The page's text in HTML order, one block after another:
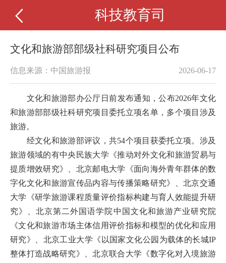
科技教育司
文化和旅游部部级社科研究项目公布
信息来源：中国旅游报 2026-06-17
文化和旅游部办公厅日前发布通知，公布2026年文化
和旅游部部级社科研究项目委托立项名单，多个项目涉及
旅游。
经文化和旅游部评议，共54个项目获委托立项。涉及
旅游领域的有中央民族大学《推动对外文化和旅游贸易与
提质增效研究》、北京邮电大学《面向海外青年群体的数
字化文化和旅游宣传品内容与传播策略研究》、北京交通
大学《研学旅游课程质量评价指标构建与育人效能提升研
究》、北京第二外国语学院中国文化和旅游产业研究院
《文化和旅游市场主体信用评价指标和模型的优化和应用
研究》、北京工业大学《以国家文化公园为载体的长城IP
整体打造战略研究》、北京联合大学《数字化对入境旅游